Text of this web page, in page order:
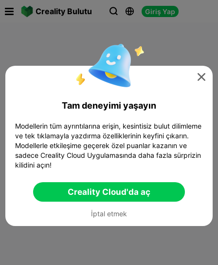
Creality Bulutu   Giriş Yap

Tam deneyimi yaşayın
Modellerin tüm ayrıntılarına erişin, kesintisiz bulut dilimleme
ve tek tıklamayla yazdırma özelliklerinin keyfini çıkarın.
Modellerle etkileşime geçerek özel puanlar kazanın ve
sadece Creality Cloud Uygulamasında daha fazla sürprizin
kilidini açın!
Creality Cloud'da aç
İptal etmek